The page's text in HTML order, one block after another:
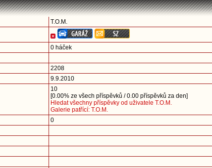
T.O.M.
0 háček
2208
9.9.2010
10
[0.00% ze všech příspěvků / 0.00 příspěvků za den]
Hledat všechny příspěvky od uživatele T.O.M.
Galerie patřící: T.O.M.
0